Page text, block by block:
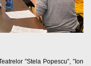
”Stela Popescu”, ”Ion